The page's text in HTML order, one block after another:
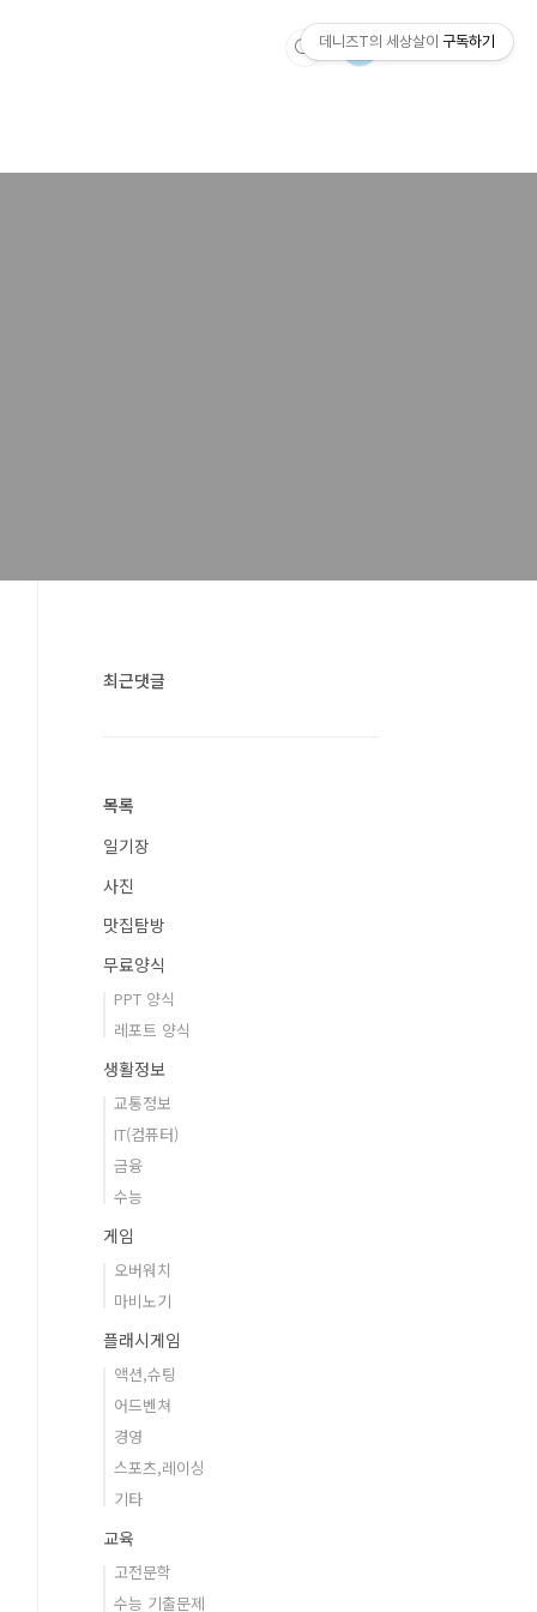
최근댓글
목록
일기장
사진
맛집탐방
무료양식
PPT 양식
레포트 양식
생활정보
교통정보
IT(컴퓨터)
금융
수능
게임
오버워치
마비노기
플래시게임
액션,슈팅
어드벤쳐
경영
스포츠,레이싱
기타
교육
고전문학
수능 기출문제
데니즈T의 세상살이 구독하기